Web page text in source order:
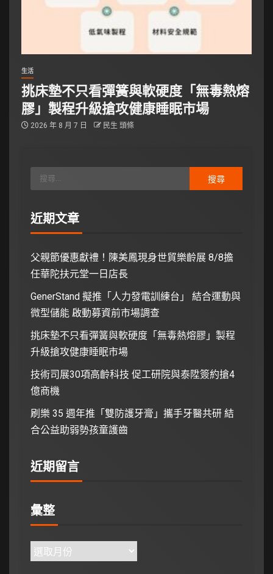
生活
挑床墊不只看彈簧與軟硬度「無毒熱熔
膠」製程升級搶攻健康睡眠市場
2026 年 8 月 7 日 民生 頭條
近期文章
父親節優惠獻禮！陳美鳳現身世貿樂齡展 8/8擔
任華陀扶元堂一日店長
GenerStand 擬推「人力發電訓練台」 結合運動與
微型儲能 啟動募資前市場調查
挑床墊不只看彈簧與軟硬度「無毒熱熔膠」製程
升級搶攻健康睡眠市場
技術司展30項高齡科技 促工研院與泰陞簽約搶4
億商機
刷樂 35 週年推「雙防護牙膏」攜手牙醫共研 結
合公益助弱勢孩童護齒
近期留言
彙整